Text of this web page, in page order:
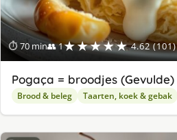
⏱ 70 min👥 1★★★★★ 4.62 (101)
Pogaça = broodjes (Gevulde)
Brood & beleg Taarten, koek & gebak